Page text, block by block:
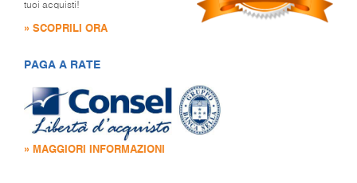
tuoi acquisti!
» SCOPRILI ORA
PAGA A RATE
» MAGGIORI INFORMAZIONI